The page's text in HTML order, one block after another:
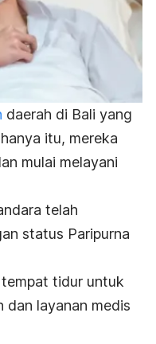
daerah di Bali yang
itu, mereka
mulai melayani
telah
status Paripurna
tidur untuk
dan layanan medis